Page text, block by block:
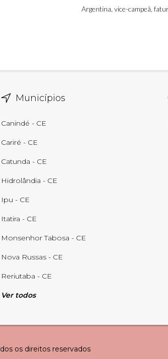
Argentina, vice-campeã,
Municípios
Canindé - CE
Cariré - CE
Catunda - CE
Hidrolândia - CE
Ipu - CE
Itatira - CE
Monsenhor Tabosa - CE
Nova Russas - CE
Reriutaba - CE
Ver todos
os direitos reservados